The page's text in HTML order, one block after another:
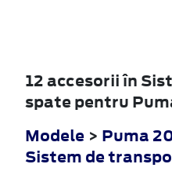
12 accesorii în
spate pentru
Modele > Puma
Sistem de